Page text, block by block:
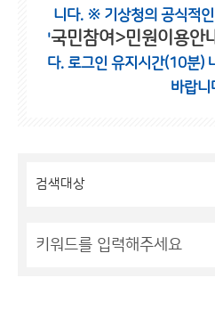
니다. ※ 기상청의 공식적
'국민참여>민원이용안
다. 로그인 유지시간(10분)
바랍니